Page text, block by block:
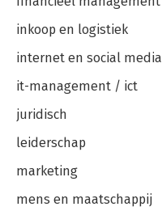
inkoop en logistiek
internet en social media
it-management / ict
juridisch
leiderschap
marketing
mens en maatschappij